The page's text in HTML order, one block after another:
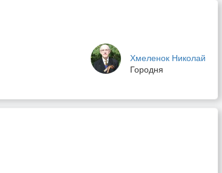
Хмеленок Николай
Городня